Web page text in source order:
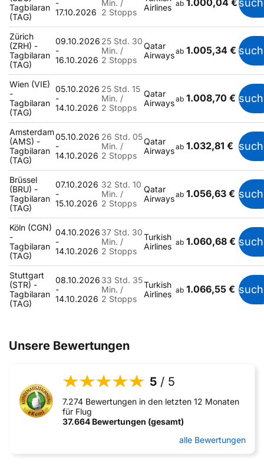
Tagbilaran
(TAG)
-
17.10.2026
Min. /
2 Stopps
Airlines ab 1.000,04 €
Zürich
(ZRH) -
Tagbilaran
(TAG)
09.10.2026
-
16.10.2026
25 Std. 30
Min. /
2 Stopps
Qatar
Airwaysab 1.005,34 €
Wien (VIE)
-
Tagbilaran
(TAG)
05.10.2026
-
14.10.2026
25 Std. 15
Min. /
2 Stopps
Qatar
Airwaysab 1.008,70 €
Amsterdam
(AMS) -
Tagbilaran
(TAG)
05.10.2026
-
14.10.2026
26 Std. 05
Min. /
2 Stopps
Qatar
Airwaysab 1.032,81 €
Brüssel
(BRU) -
Tagbilaran
(TAG)
07.10.2026
-
15.10.2026
32 Std. 10
Min. /
2 Stopps
Qatar
Airwaysab 1.056,63 €
Köln (CGN)
-
Tagbilaran
(TAG)
04.10.2026
-
14.10.2026
37 Std. 30
Min. /
2 Stopps
Turkish
Airlines ab 1.060,68 €
Stuttgart
(STR) -
Tagbilaran
(TAG)
08.10.2026
-
14.10.2026
33 Std. 35
Min. /
2 Stopps
Turkish
Airlines ab 1.066,55 €
Unsere Bewertungen
5 / 5
7.274 Bewertungen in den letzten 12 Monaten
für Flug
37.664 Bewertungen (gesamt)
alle Bewertungen